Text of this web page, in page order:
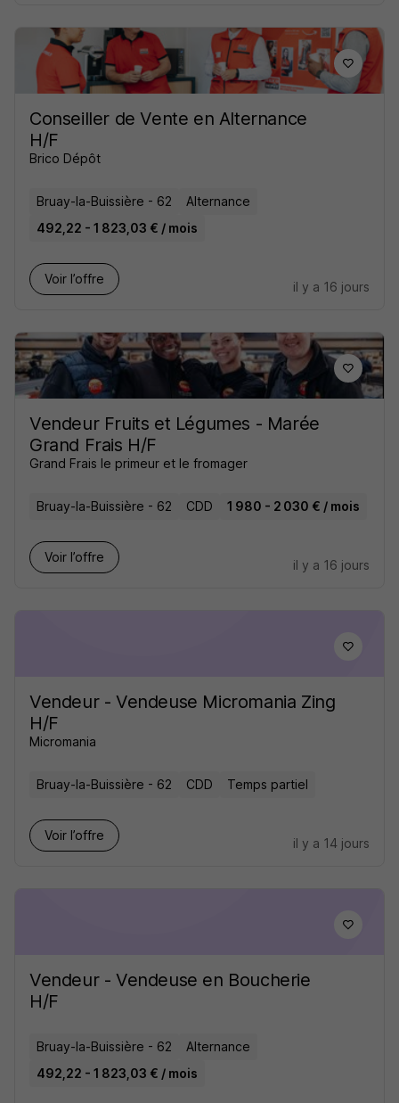
Conseiller de Vente en Alternance
H/F
Brico Dépôt
Bruay-la-Buissière - 62
Alternance
492,22 - 1 823,03 € / mois
Voir l’offre
il y a 16 jours
Vendeur Fruits et Légumes - Marée
Grand Frais H/F
Grand Frais le primeur et le fromager
Bruay-la-Buissière - 62 CDD 1 980 - 2 030 € / mois
Voir l’offre
il y a 16 jours
Vendeur - Vendeuse Micromania Zing
H/F
Micromania
Bruay-la-Buissière - 62 CDD Temps partiel
Voir l’offre
il y a 14 jours
Vendeur - Vendeuse en Boucherie
H/F
Bruay-la-Buissière - 62
Alternance
492,22 - 1 823,03 € / mois